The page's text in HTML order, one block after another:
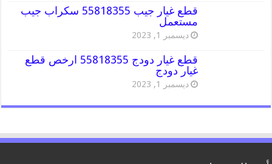
قطع غيار جيب 55818355 سكراب جيب
مستعمل
ديسمبر 1, 2023
قطع غيار دودج 55818355 ارخص قطع
غيار دودج
ديسمبر 1, 2023